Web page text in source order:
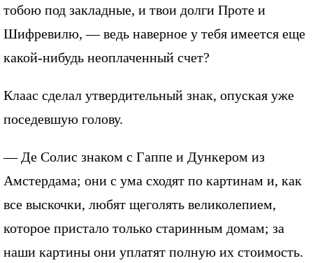
тобою под закладные, и твои долги Проте и
Шифревилю, — ведь наверное у тебя имеется еще
какой-нибудь неоплаченный счет?
Клаас сделал утвердительный знак, опуская уже
поседевшую голову.
— Де Солис знаком с Гаппе и Дункером из
Амстердама; они с ума сходят по картинам и, как
все выскочки, любят щеголять великолепием,
которое пристало только старинным домам; за
наши картины они уплатят полную их стоимость.